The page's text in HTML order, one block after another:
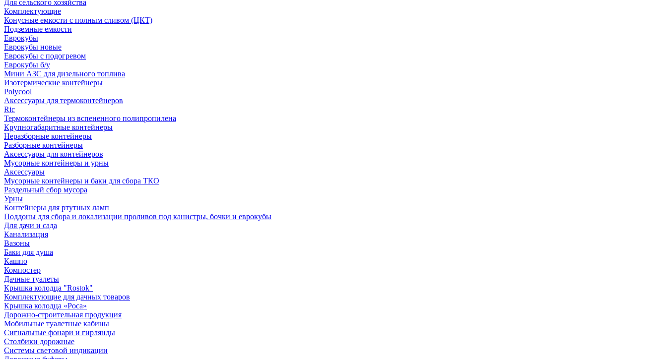
Для сельского хозяйства
Комплектующие
Конусные емкости с полным сливом (ЦКТ)
Подземные емкости
Еврокубы
Еврокубы новые
Еврокубы с подогревом
Еврокубы б/у
Мини АЗС для дизельного топлива
Изотермические контейнеры
Polycool
Аксессуары для термоконтейнеров
Ric
Термоконтейнеры из вспененного полипропилена
Крупногабаритные контейнеры
Неразборные контейнеры
Разборные контейнеры
Аксессуары для контейнеров
Мусорные контейнеры и урны
Аксессуары
Мусорные контейнеры и баки для сбора ТКО
Раздельный сбор мусора
Урны
Контейнеры для ртутных ламп
Поддоны для сбора и локализации проливов под канистры, бочки и еврокубы
Для дачи и сада
Канализация
Вазоны
Баки для душа
Кашпо
Компостер
Дачные туалеты
Крышка колодца "Rostok"
Комплектующие для дачных товаров
Крышка колодца «Роса»
Дорожно-строительная продукция
Мобильные туалетные кабины
Сигнальные фонари и гирлянды
Столбики дорожные
Системы световой индикации